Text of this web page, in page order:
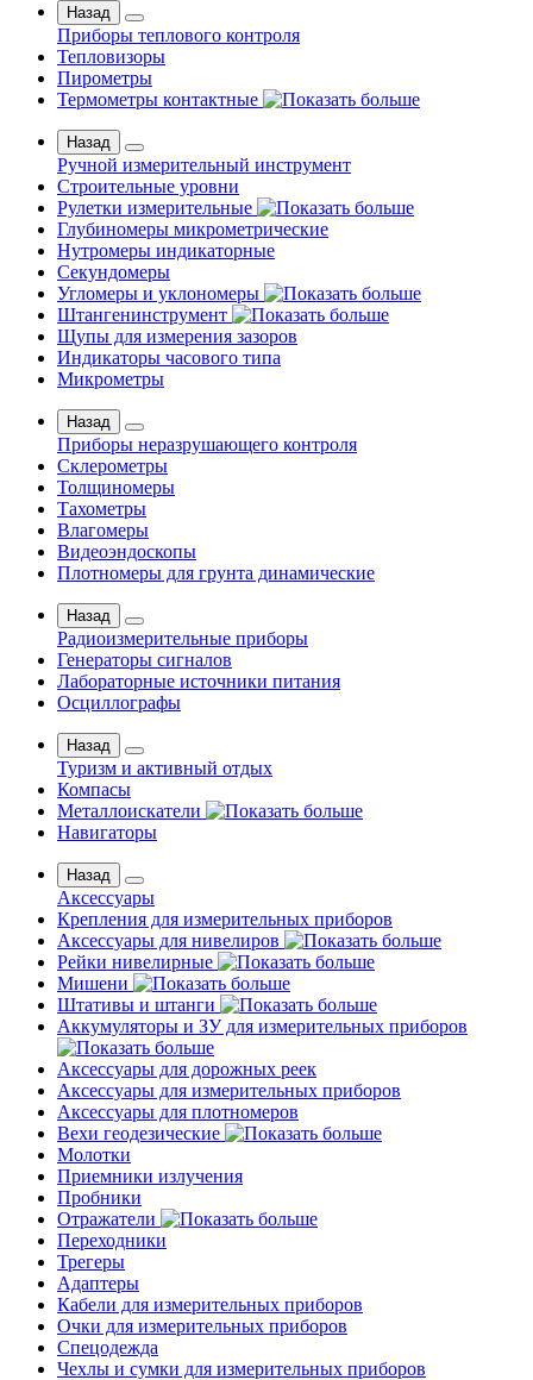
Назад
Приборы теплового контроля
Тепловизоры
Пирометры
Термометры контактные
Назад
Ручной измерительный инструмент
Строительные уровни
Рулетки измерительные
Глубиномеры микрометрические
Нутромеры индикаторные
Секундомеры
Угломеры и уклономеры
Штангенинструмент
Щупы для измерения зазоров
Индикаторы часового типа
Микрометры
Назад
Приборы неразрушающего контроля
Склерометры
Толщиномеры
Тахометры
Влагомеры
Видеоэндоскопы
Плотномеры для грунта динамические
Назад
Радиоизмерительные приборы
Генераторы сигналов
Лабораторные источники питания
Осциллографы
Назад
Туризм и активный отдых
Компасы
Металлоискатели
Навигаторы
Назад
Аксессуары
Крепления для измерительных приборов
Аксессуары для нивелиров
Рейки нивелирные
Мишени
Штативы и штанги
Аккумуляторы и ЗУ для измерительных приборов
Аксессуары для дорожных реек
Аксессуары для измерительных приборов
Аксессуары для плотномеров
Вехи геодезические
Молотки
Приемники излучения
Пробники
Отражатели
Переходники
Трегеры
Адаптеры
Кабели для измерительных приборов
Очки для измерительных приборов
Спецодежда
Чехлы и сумки для измерительных приборов